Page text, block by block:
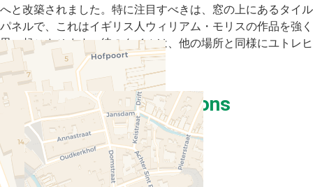
へと改築されました。特に注目すべきは、窓の上にあるタイル
パネルで、これはイギリス人ウィリアム・モリスの作品を強く
思い起こさせます。彼のタイルは、他の場所と同様にユトレヒ
トでも焼かれました。
Nearby recommendations